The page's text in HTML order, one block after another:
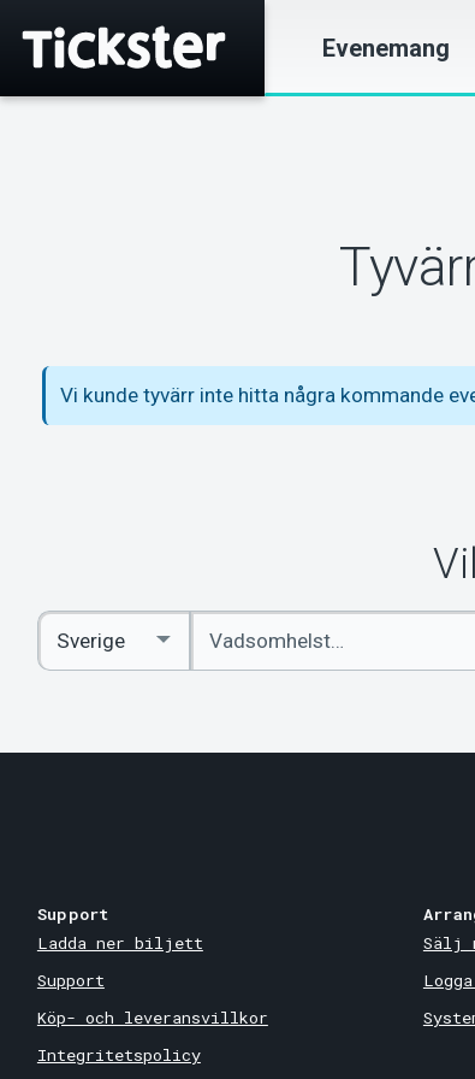
Evenemang
Vi kunde tyvärr inte hitta några kommande
Ange
sökord
Select
Country
Support
Ladda ner biljett
Support
Köp- och leveransvillkor
Integritetspolicy
Sälj